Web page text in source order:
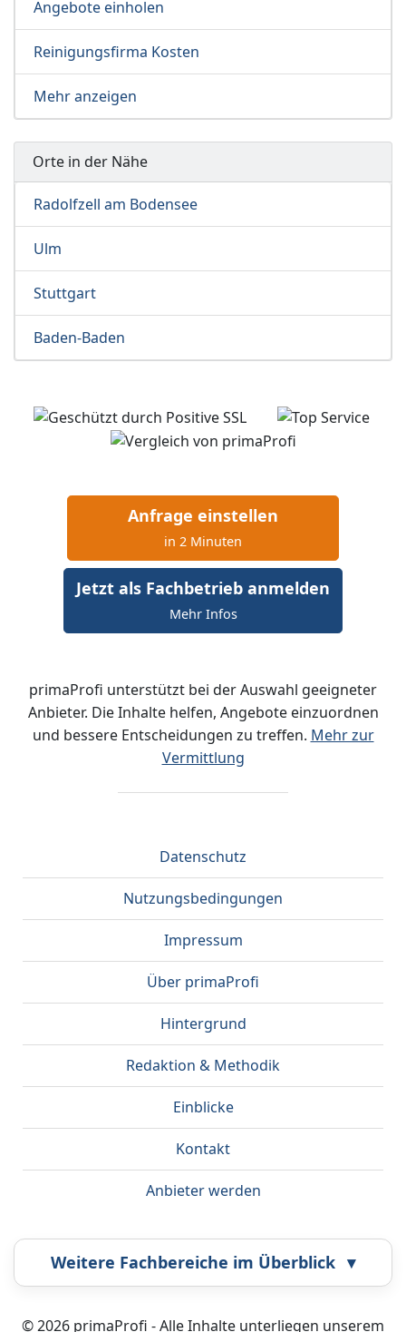
Angebote einholen
Reinigungsfirma Kosten
Mehr anzeigen
Orte in der Nähe
Radolfzell am Bodensee
Ulm
Stuttgart
Baden-Baden
Anfrage einstellen
in 2 Minuten
Jetzt als Fachbetrieb anmelden
Mehr Infos
primaProfi unterstützt bei der Auswahl geeigneter
Anbieter. Die Inhalte helfen, Angebote einzuordnen
und bessere Entscheidungen zu treffen. Mehr zur
Vermittlung
Datenschutz
Nutzungsbedingungen
Impressum
Über primaProfi
Hintergrund
Redaktion & Methodik
Einblicke
Kontakt
Anbieter werden
Weitere Fachbereiche im Überblick ▾
Airbrush Bestatter
© 2026 primaProfi - Alle Inhalte unterliegen unserem